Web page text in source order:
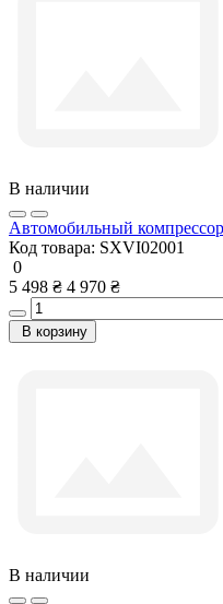
В наличии
Автомобильный
Код товара: SXVI02001
0
5 498 ₴ 4 970 ₴
В корзину
В наличии